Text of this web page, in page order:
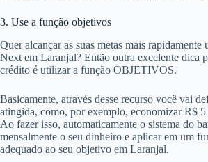
3. Use a função objetivos
Quer alcançar as suas metas mais rapidamente
Next em Laranjal? Então outra excelente dica
crédito é utilizar a função OBJETIVOS.
Basicamente, através desse recurso você vai
atingida, como, por exemplo, economizar R$
Ao fazer isso, automaticamente o sistema do
mensalmente o seu dinheiro e aplicar em um
adequado ao seu objetivo em Laranjal.